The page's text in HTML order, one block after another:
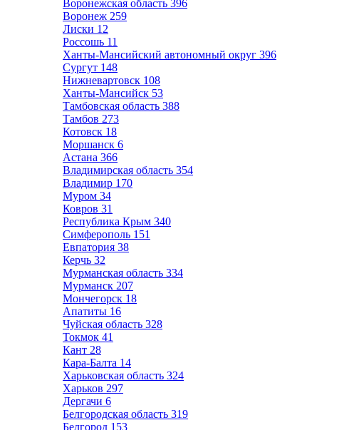
Воронежская область 396
Воронеж 259
Лиски 12
Россошь 11
Ханты-Мансийский автономный округ 396
Сургут 148
Нижневартовск 108
Ханты-Мансийск 53
Тамбовская область 388
Тамбов 273
Котовск 18
Моршанск 6
Астана 366
Владимирская область 354
Владимир 170
Муром 34
Ковров 31
Республика Крым 340
Симферополь 151
Евпатория 38
Керчь 32
Мурманская область 334
Мурманск 207
Мончегорск 18
Апатиты 16
Чуйская область 328
Токмок 41
Кант 28
Кара-Балта 14
Харьковская область 324
Харьков 297
Дергачи 6
Белгородская область 319
Белгород 153